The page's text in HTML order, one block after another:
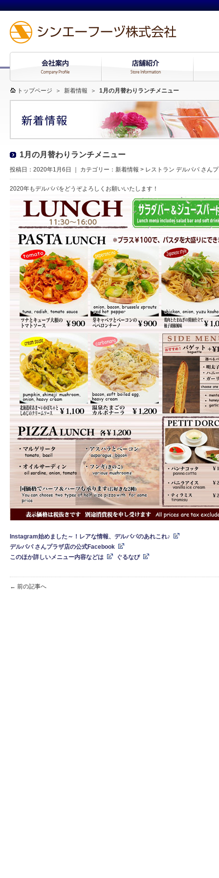
トップページ ＞ 新着情報 ＞ 1月の月替わりランチメニュー
1月の月替わりランチメニュー
投稿日：2020年1月6日 ｜ カテゴリー： 新着情報 > レストラン デルパパ さん
2020年もデルパパをどうぞよろしくお願いいたします！
Instagram始めました～！レアな情報、デルパパのあれこれ♪
デルパパ さんプラザ店の公式Facebook
このほか詳しいメニュー内容などは
ぐるなび
← 前の記事へ